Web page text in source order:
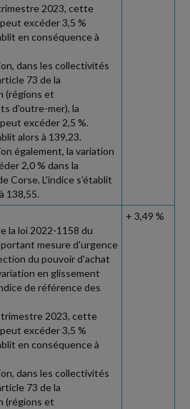
2023, cette
excéder 3,5 %
en conséquence à
dans les collectivités
73 de la
(régions et
d'outre-mer), la
excéder 2,5 %.
alors à 139,23.
également, la variation
2,0 % dans la
Corse. L'indice s'établit
138,55.
la loi 2022-1158 du
mesure d'urgence
du pouvoir d'achat
en glissement
de référence des
trimestre 2023, cette
excéder 3,5 %
en conséquence à
dans les collectivités
73 de la
(régions et
+ 3,49 %